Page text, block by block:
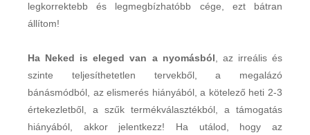
legkorrektebb és legmegbízhatóbb cége, ezt bátran
állítom!
Ha Neked is eleged van a nyomásból , az irreális és
szinte teljesíthetetlen tervekből, a megalázó
bánásmódból, az elismerés hiányából, a kötelező heti 2-3
értekezletből, a szűk termékválasztékból, a támogatás
hiányából, akkor jelentkezz! Ha utálod, hogy az